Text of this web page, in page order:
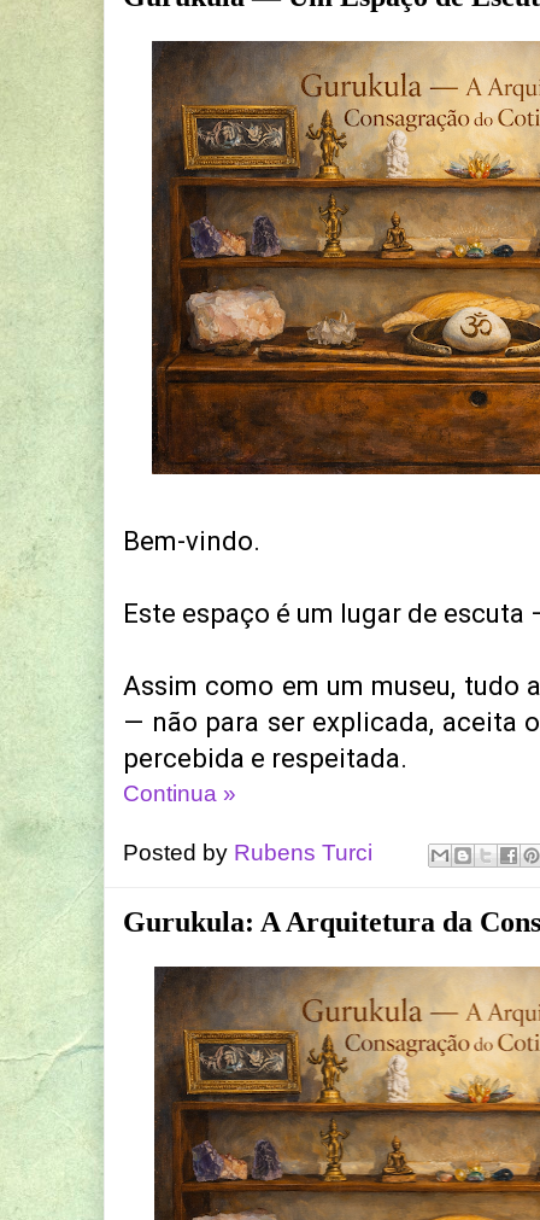
Bem-vindo.
Este espaço é um lugar de
Assim como em um museu, tudo
— não para ser explicada, aceita
percebida e respeitada.
Continua »
Posted by Rubens Turci
Gurukula: A Arquitetura da